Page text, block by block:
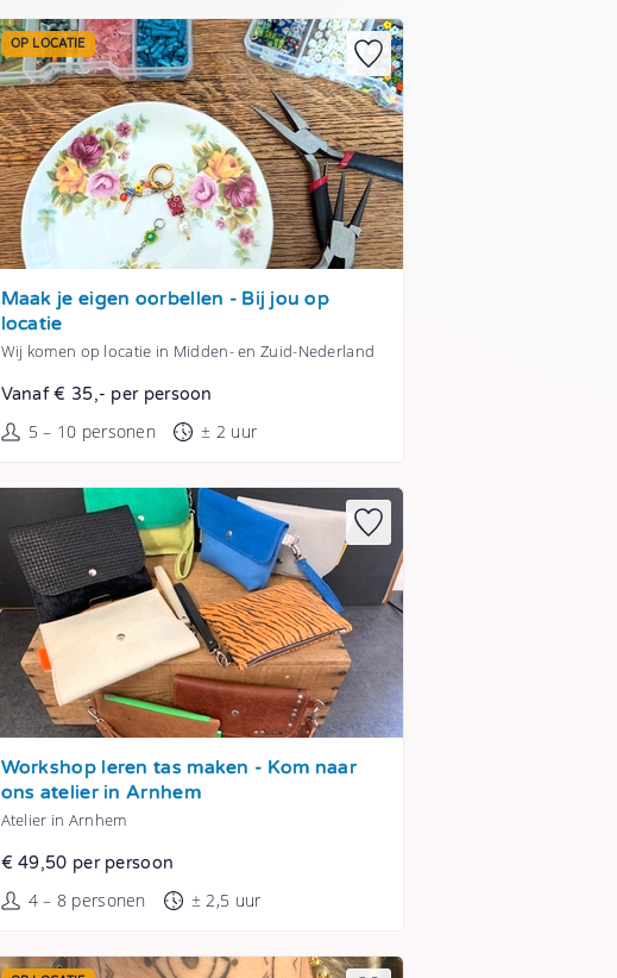
Tonen
OP LOCATIE
Maak je eigen oorbellen - Bij jou op
locatie
Wij komen op locatie in Midden- en Zuid-Nederland
Vanaf € 35,- per persoon
5 – 10 personen ± 2 uur
Tonen
Workshop leren tas maken - Kom naar
ons atelier in Arnhem
Atelier in Arnhem
€ 49,50 per persoon
4 – 8 personen ± 2,5 uur